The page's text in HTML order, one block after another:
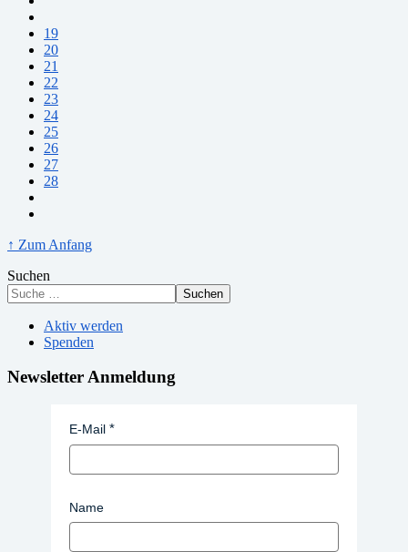
19
20
21
22
23
24
25
26
27
28
↑ Zum Anfang
Suchen
Suchen
Aktiv werden
Spenden
Newsletter Anmeldung
E-Mail
Name